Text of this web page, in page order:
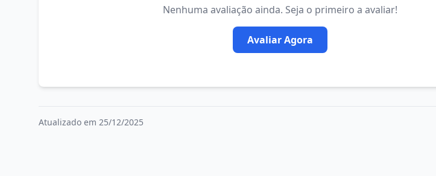
Nenhuma avaliação ainda. Seja o primeiro a avaliar!
Avaliar Agora
Atualizado em 25/12/2025